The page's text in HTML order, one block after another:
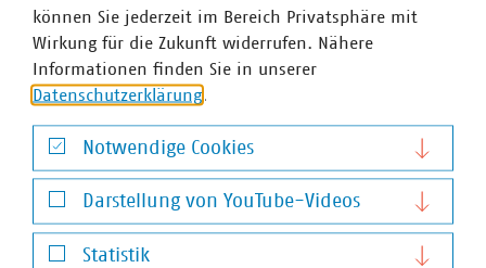
oder sich noch weitere Anmerkungen zum Gesetz oder
der Stellungnahme ergeben. Das Gesetz geht
voraussichtlich im März, ggf. April in die
parlamentarische Beratung im Bayerischen Landtag, zu
Die detaillierte Stellungnahme zum Entwurf des
BayKlimaG ist
hierverfügbar.
können Sie jederzeit im Bereich Privatsphäre mit
Wirkung für die Zukunft widerrufen. Nähere
Informationen finden Sie in unserer
Datenschutzerklärung
Notwendige Cookies
Notwendige Cookies
Darstellung von YouTube-Videos
Darstellung von YouTube-Videos
Statistik